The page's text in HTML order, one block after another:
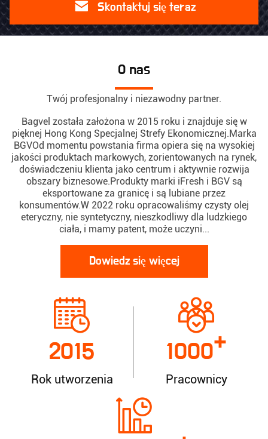
Skontaktuj się teraz
O nas
Twój profesjonalny i niezawodny partner.
Bagvel została założona w 2015 roku i znajduje się w
pięknej Hong Kong Specjalnej Strefy Ekonomicznej.Marka
BGVOd momentu powstania firma opiera się na wysokiej
jakości produktach markowych, zorientowanych na rynek,
doświadczeniu klienta jako centrum i aktywnie rozwija
obszary biznesowe.Produkty marki iFresh i BGV są
eksportowane za granicę i są lubiane przez
konsumentów.W 2022 roku opracowaliśmy czysty olej
eteryczny, nie syntetyczny, nieszkodliwy dla ludzkiego
ciała, i mamy patent, może uczyni...
Dowiedz się więcej
2015
Rok utworzenia
1000+
Pracownicy